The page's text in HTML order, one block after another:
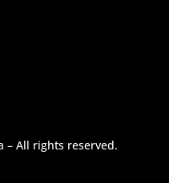
– All rights reserved.